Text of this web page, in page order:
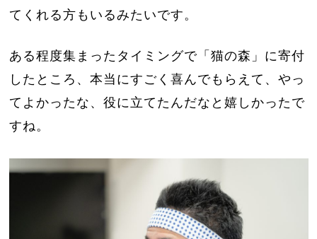
てくれる方もいるみたいです。
ある程度集まったタイミングで「猫の森」に寄付
したところ、本当にすごく喜んでもらえて、やっ
てよかったな、役に立てたんだなと嬉しかったで
すね。